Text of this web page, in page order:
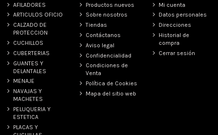
AFILADORES
ARTICULOS OFICIO
CALZADO DE
PROTECCION
CUCHILLOS
CUBERTERIAS
GUANTES Y
DELANTALES
MENAJE
NAVAJAS Y
MACHETES
PELUQUERIA Y
ESTETICA
PLACAS Y
Productos nuevos
Sobre nosotros
Tiendas
Contáctanos
Aviso legal
Confidencialidad
Condiciones de
Venta
Política de Cookies
Mapa del sitio web
Mi cuenta
Datos personales
Direcciones
Historial de
compra
Cerrar sesión